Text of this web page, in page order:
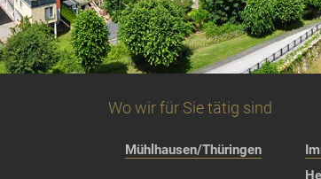
Wo wir für Sie tätig sind
Mühlhausen/Thüringen